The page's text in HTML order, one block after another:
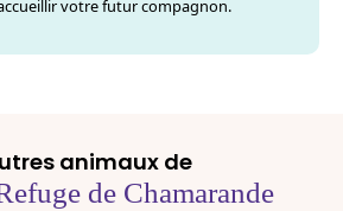
votre futur compagnon.
animaux de
de Chamarande